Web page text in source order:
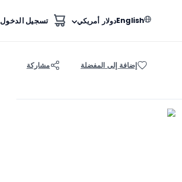
Englishدولار أمريكي تسجيل الدخول
إضافة إلى المفضلة مشاركة